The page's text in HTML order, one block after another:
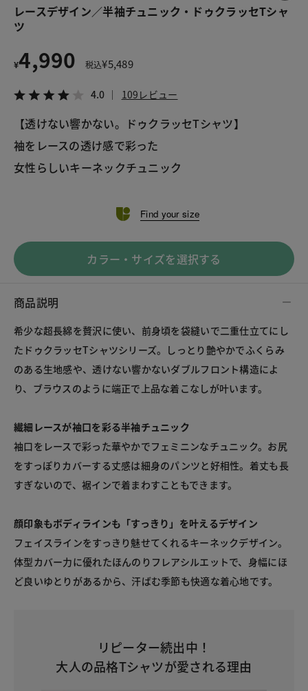
レースデザイン／半袖チュニック・ドゥクラッセTシャ
ツ
¥4,990 税込¥5,489
4.0 109レビュー
【透けない響かない。ドゥクラッセTシャツ】
袖をレースの透け感で彩った
女性らしいキーネックチュニック
Find your size
カラー・サイズを選択する
商品説明
希少な超長綿を贅沢に使い、前身頃を袋縫いで二重仕立てにし
たドゥクラッセTシャツシリーズ。しっとり艶やかでふくらみ
のある生地感や、透けない響かないダブルフロント構造によ
り、ブラウスのように端正で上品な着こなしが叶います。
繊細レースが袖口を彩る半袖チュニック
袖口をレースで彩った華やかでフェミニンなチュニック。お尻
をすっぽりカバーする丈感は細身のパンツと好相性。着丈も長
すぎないので、裾インで着まわすこともできます。
顔印象もボディラインも「すっきり」を叶えるデザイン
フェイスラインをすっきり魅せてくれるキーネックデザイン。
体型カバー力に優れたほんのりフレアシルエットで、身幅にほ
ど良いゆとりがあるから、汗ばむ季節も快適な着心地です。
リピーター続出中！
大人の品格Tシャツが愛される理由
この商品をシェアする
¥4,990 税込¥5,489
LINE メール